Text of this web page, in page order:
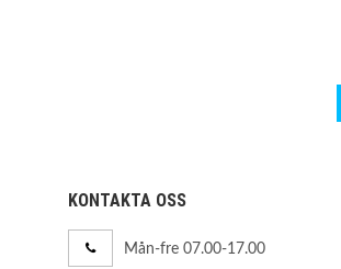
KONTAKTA OSS
Mån-fre 07.00-17.00